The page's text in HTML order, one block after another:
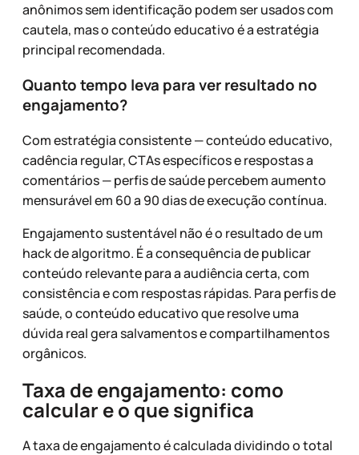
anônimos sem identificação podem ser usados com
cautela, mas o conteúdo educativo é a estratégia
principal recomendada.
Quanto tempo leva para ver resultado no
engajamento?
Com estratégia consistente — conteúdo educativo,
cadência regular, CTAs específicos e respostas a
comentários — perfis de saúde percebem aumento
mensurável em 60 a 90 dias de execução contínua.
Engajamento sustentável não é o resultado de um
hack de algoritmo. É a consequência de publicar
conteúdo relevante para a audiência certa, com
consistência e com respostas rápidas. Para perfis de
saúde, o conteúdo educativo que resolve uma
dúvida real gera salvamentos e compartilhamentos
orgânicos.
Taxa de engajamento: como
calcular e o que significa
A taxa de engajamento é calculada dividindo o total